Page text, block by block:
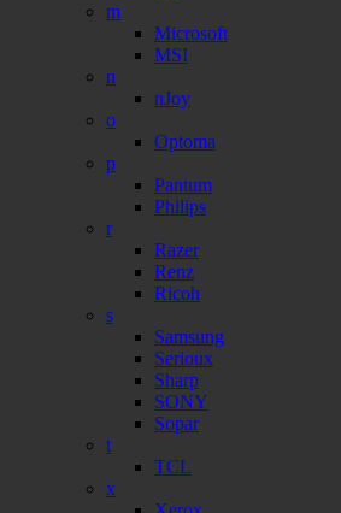
m
Microsoft
MSI
n
nJoy
o
Optoma
p
Pantum
Philips
r
Razer
Renz
Ricoh
s
Samsung
Serioux
Sharp
SONY
Sopar
t
TCL
x